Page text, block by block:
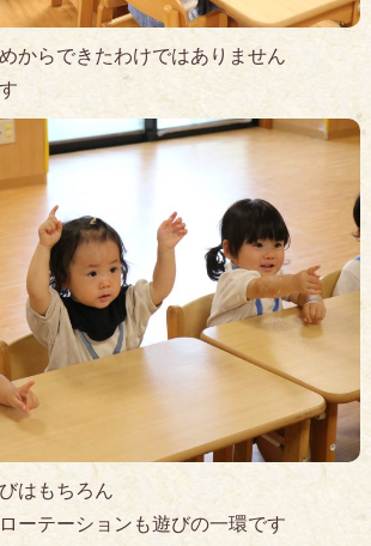
からできたわけではありません
はもちろん
ーテーションも遊びの一環です